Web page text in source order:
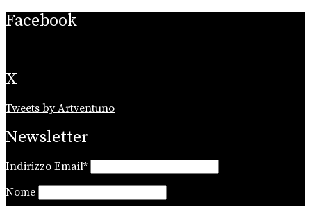
Facebook
X
Tweets by Artventuno
Newsletter
Indirizzo Email*
Nome